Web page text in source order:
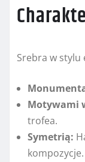
Srebra w stylu
Motywami
trofea.
Symetrią:
kompozycje.